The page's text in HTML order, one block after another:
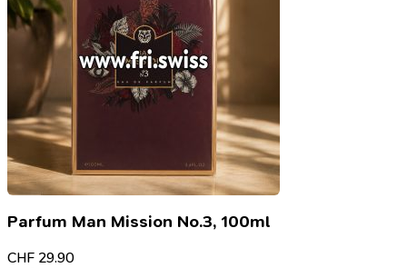
Parfum Man Mission No.3, 100ml
CHF 29.90